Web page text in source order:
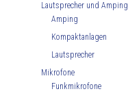
Lautsprecher und Amping
Amping
Kompaktanlagen
Lautsprecher
Mikrofone
Funkmikrofone